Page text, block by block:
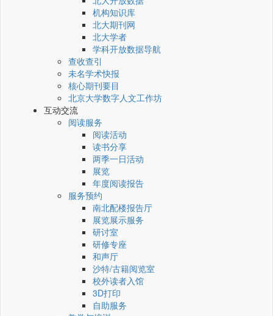
机构知识库
北大期刊网
北大学者
学科开放数据导航
查收查引
未名学术快报
核心期刊要目
北京大学数字人文工作坊
互动交流
阅读服务
阅读活动
读书分享
两季一日活动
展览
年度阅读报告
服务预约
南北配楼报告厅
展览展示服务
研讨室
研修专座
和声厅
沙特/古籍阅览室
校外读者入馆
3D打印
自助服务